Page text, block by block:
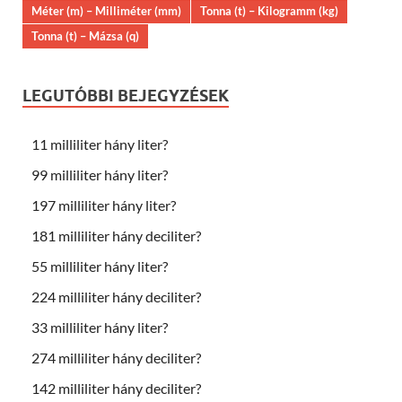
Méter (m) – Milliméter (mm)
Tonna (t) – Kilogramm (kg)
Tonna (t) – Mázsa (q)
LEGUTÓBBI BEJEGYZÉSEK
11 milliliter hány liter?
99 milliliter hány liter?
197 milliliter hány liter?
181 milliliter hány deciliter?
55 milliliter hány liter?
224 milliliter hány deciliter?
33 milliliter hány liter?
274 milliliter hány deciliter?
142 milliliter hány deciliter?